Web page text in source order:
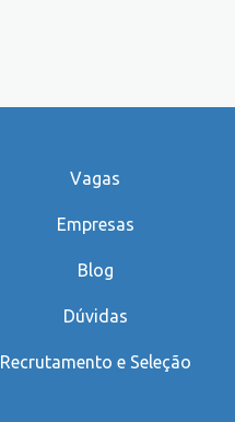
Vagas
Empresas
Blog
Dúvidas
Recrutamento e Seleção